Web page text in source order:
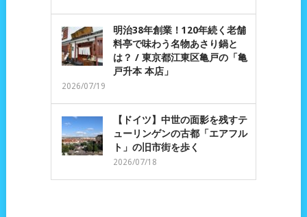
明治38年創業！120年続く老舗
料亭で味わう名物あさり鍋と
は？ / 東京都江東区亀戸の「亀
戸升本 本店」
2026/07/19
【ドイツ】中世の面影を残すテ
ューリンゲンの古都「エアフル
ト」の旧市街を歩く
2026/07/18